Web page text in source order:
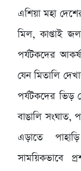
এশিয়া মহা
মিল, কাপ্তাই
পর্যটকদের
যেন মিতালি
পর্যটকদের ভিড়
বাঙালি সংঘাত,
এড়াতে
সাময়িকভাবে